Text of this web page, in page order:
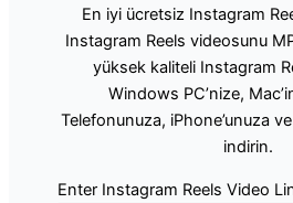
En iyi ücretsiz Instagram
Instagram Reels videosunu
yüksek kaliteli Instagram
Windows PC’nize,
Telefonunuza, iPhone’unuza
indirin.
Enter Instagram Reels Video